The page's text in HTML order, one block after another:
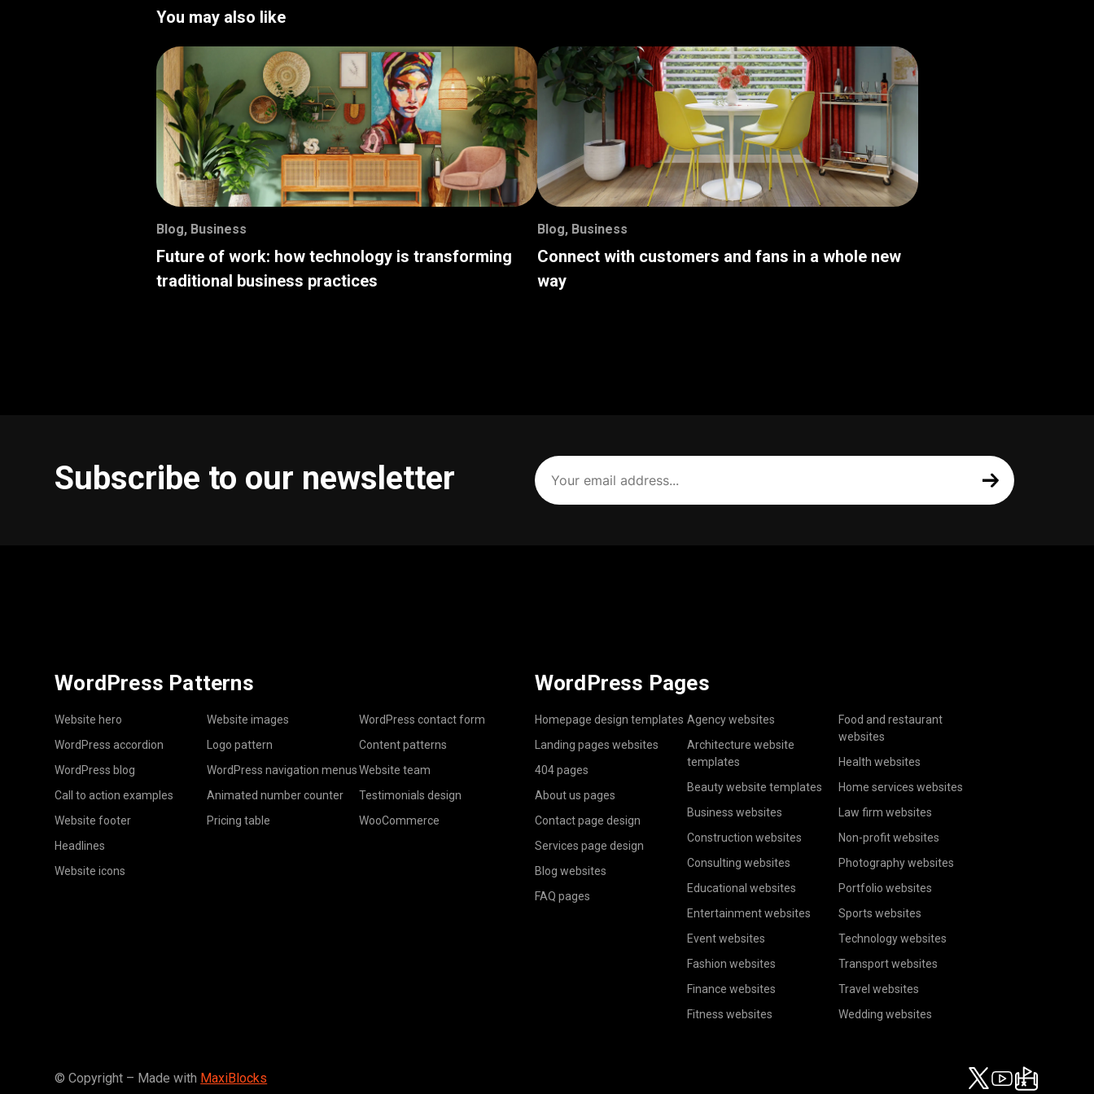
You may also like
Blog, Business
Future of work: how technology is transforming
traditional business practices
Blog, Business
Connect with customers and fans in a whole new
way
Subscribe to our newsletter
Your
email
address
(Required)
WordPress Patterns
Website hero
WordPress accordion
WordPress blog
Call to action examples
Website footer
Headlines
Website icons
Website images
Logo pattern
WordPress navigation menus
Animated number counter
Pricing table
WordPress contact form
Content patterns
Website team
Testimonials design
WooCommerce
WordPress Pages
Homepage design templates
Landing pages websites
404 pages
About us pages
Contact page design
Services page design
Blog websites
FAQ pages
Agency websites
Architecture website
templates
Beauty website templates
Business websites
Construction websites
Consulting websites
Educational websites
Entertainment websites
Event websites
Fashion websites
Finance websites
Fitness websites
Food and restaurant
websites
Health websites
Home services websites
Law firm websites
Non-profit websites
Photography websites
Portfolio websites
Sports websites
Technology websites
Transport websites
Travel websites
Wedding websites
© Copyright – Made with MaxiBlocks